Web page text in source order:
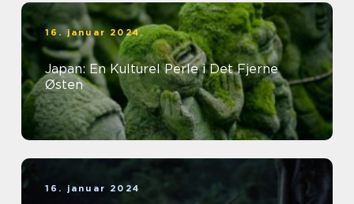
16. januar 2024
Japan: En Kulturel Perle i Det Fjerne
Østen
16. januar 2024